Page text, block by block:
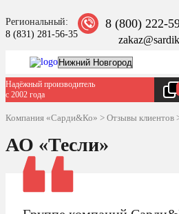
Региональный:
8 (831) 281-56-35
8 (800) 222-
Надёжный производитель
с 2002 года
Компания «Сарди&Ко» > Отзывы клиентов
АО «Тесли»